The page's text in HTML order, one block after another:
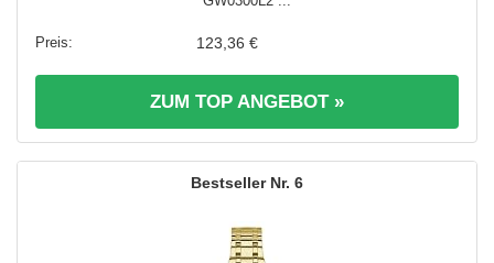
123,36 €
ZUM TOP ANGEBOT »
6